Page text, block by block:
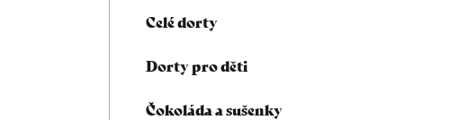
Celé dorty
Dorty pro děti
Čokoláda a sušenky